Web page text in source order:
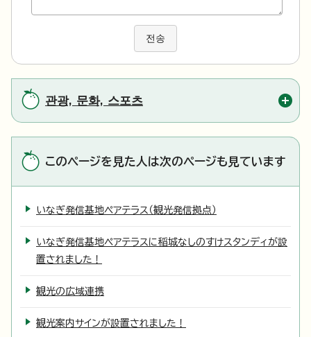
전송
관광, 문화, 스포츠
このページを見た人は次のページも見ています
いなぎ発信基地ペアテラス（観光発信拠点）
いなぎ発信基地ペアテラスに稲城なしのすけスタンディが設
置されました！
観光の広域連携
観光案内サインが設置されました！